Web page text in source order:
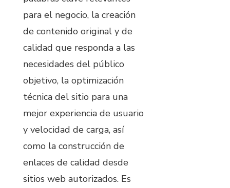
para el negocio, la creación
de contenido original y de
calidad que responda a las
necesidades del público
objetivo, la optimización
técnica del sitio para una
mejor experiencia de usuario
y velocidad de carga, así
como la construcción de
enlaces de calidad desde
sitios web autorizados. Es